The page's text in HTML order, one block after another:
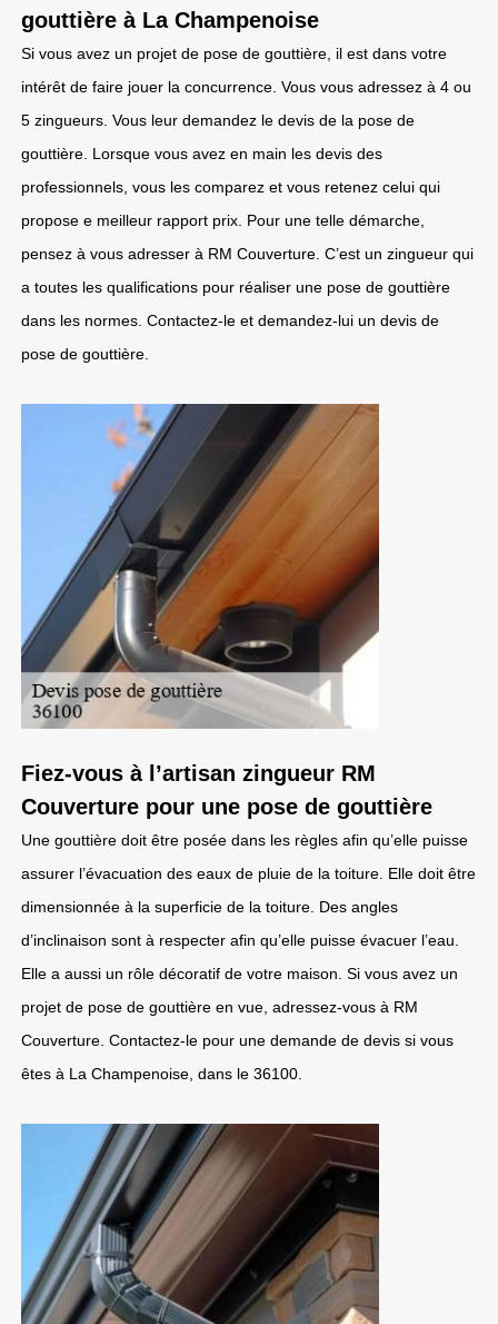
gouttière à La Champenoise
Si vous avez un projet de pose de gouttière, il est dans votre
intérêt de faire jouer la concurrence. Vous vous adressez à 4 ou
5 zingueurs. Vous leur demandez le devis de la pose de
gouttière. Lorsque vous avez en main les devis des
professionnels, vous les comparez et vous retenez celui qui
propose e meilleur rapport prix. Pour une telle démarche,
pensez à vous adresser à RM Couverture. C’est un zingueur qui
a toutes les qualifications pour réaliser une pose de gouttière
dans les normes. Contactez-le et demandez-lui un devis de
pose de gouttière.
Fiez-vous à l’artisan zingueur RM
Couverture pour une pose de gouttière
Une gouttière doit être posée dans les règles afin qu’elle puisse
assurer l’évacuation des eaux de pluie de la toiture. Elle doit être
dimensionnée à la superficie de la toiture. Des angles
d’inclinaison sont à respecter afin qu’elle puisse évacuer l’eau.
Elle a aussi un rôle décoratif de votre maison. Si vous avez un
projet de pose de gouttière en vue, adressez-vous à RM
Couverture. Contactez-le pour une demande de devis si vous
êtes à La Champenoise, dans le 36100.